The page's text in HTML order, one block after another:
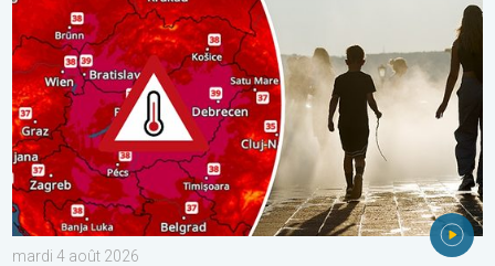
mardi 4 août 2026